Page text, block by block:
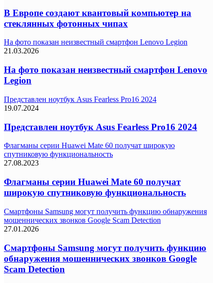
В Европе создают квантовый компьютер на
стеклянных фотонных чипах
На фото показан неизвестный смартфон Lenovo Legion
21.03.2026
На фото показан неизвестный смартфон Lenovo
Legion
Представлен ноутбук Asus Fearless Pro16 2024
19.07.2024
Представлен ноутбук Asus Fearless Pro16 2024
Флагманы серии Huawei Mate 60 получат широкую
спутниковую функциональность
27.08.2023
Флагманы серии Huawei Mate 60 получат
широкую спутниковую функциональность
Смартфоны Samsung могут получить функцию обнаружения
мошеннических звонков Google Scam Detection
27.01.2026
Смартфоны Samsung могут получить функцию
обнаружения мошеннических звонков Google
Scam Detection